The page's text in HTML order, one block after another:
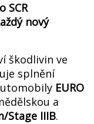
SCR
nový
škodlivin ve
splnění
EURO
a
Stage IIIB.